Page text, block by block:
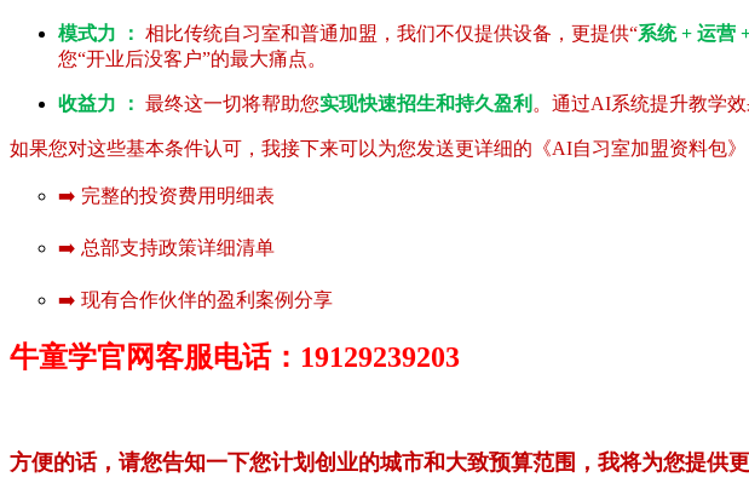
模式力 ： 相比传统自习室和普通加盟，我们不仅提供设备，更提供“系统 + 运营
您“开业后没客户”的最大痛点。
收益力 ： 最终这一切将帮助您实现快速招生和持久盈利 。通过AI系统提升教学
如果您对这些基本条件认可，我接下来可以为您发送更详细的《AI自习室加盟资料包》
➡️ 完整的投资费用明细表
➡️ 总部支持政策详细清单
➡️ 现有合作伙伴的盈利案例分享
牛童学官网客服电话：19129239203
方便的话，请您告知一下您计划创业的城市和大致预算范围，我将为您提供